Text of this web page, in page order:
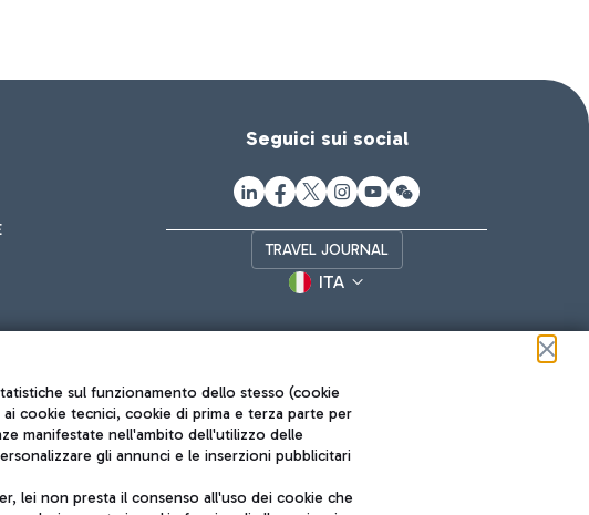
Seguici sui social
TRAVEL JOURNAL
ITA
Roma FCO
sul funzionamento dello stesso (cookie
cookie tecnici, cookie di prima e terza parte per
manifestate nell'ambito dell'utilizzo delle
gli annunci e le inserzioni pubblicitari
lei non presta il consenso all'uso dei cookie che